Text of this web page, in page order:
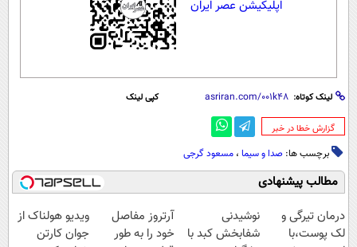
اپلیکیشن عصر ایران
لینک کوتاه: کپی لینک
‌گزارش خطا در خبر
برچسب ها: صدا و سیما ، مسعود گرجی
مطالب پیشنهادی
درمان تیرگی و
لک پوست،با
نوشیدنی
شفابخش کبد با
آرتروز مفاصل
خود را به طور
ویدیو هولناک از
جوان کارتن